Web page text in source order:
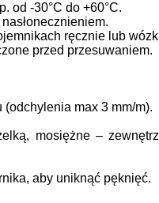
od -30°C do +60°C.
ręcznie lub
przed przesuwaniem.
max 3 mm/m).
mosiężne –
aby uniknąć pęknięć.